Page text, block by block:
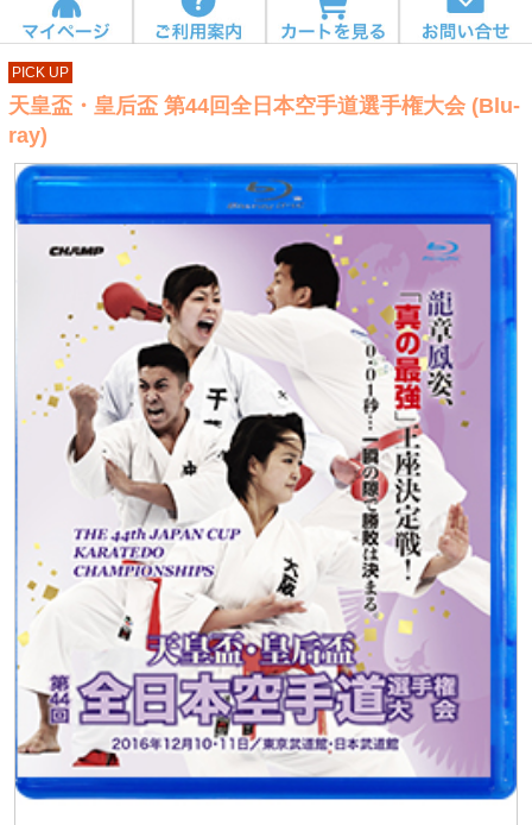
PICK UP
天皇盃・皇后盃 第44回全日本空手道選手権大会 (Blu-
ray)